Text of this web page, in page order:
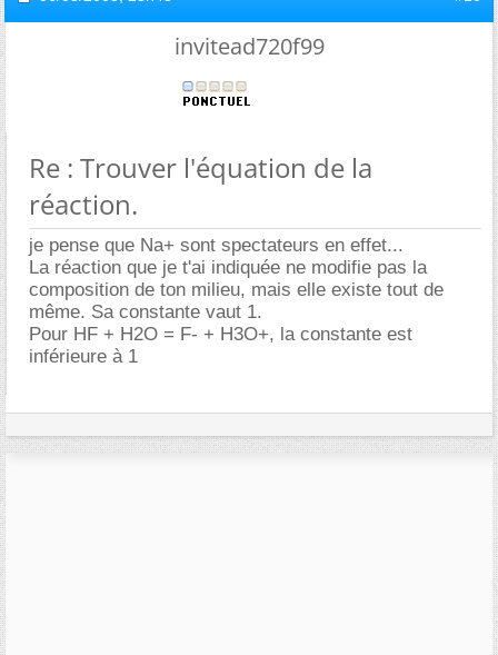
invitead720f99
Re : Trouver l'équation de la
réaction.
je pense que Na+ sont spectateurs en effet...
La réaction que je t'ai indiquée ne modifie pas la
composition de ton milieu, mais elle existe tout de
même. Sa constante vaut 1.
Pour HF + H2O = F- + H3O+, la constante est
inférieure à 1